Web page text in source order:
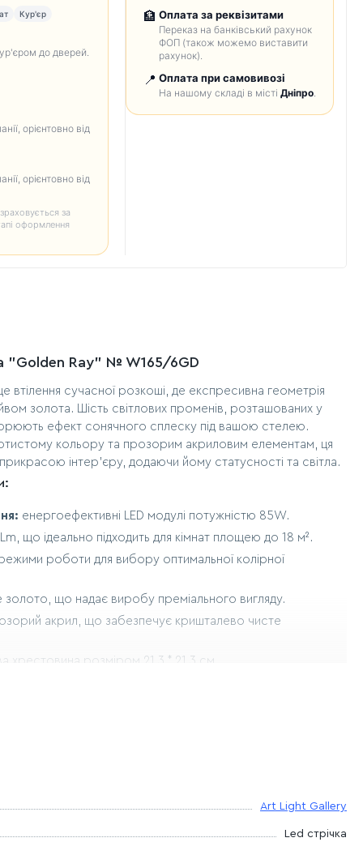
Кур'єр
до дверей.
орієнтовно від
орієнтовно від
за
оформлення
🏦 Оплата за реквізитами
Переказ на банківський рахунок
ФОП (також можемо виставити
рахунок).
📍 Оплата при самовивозі
На нашому складі в містіДніпро.
"Golden Ray" № W165/6GD
втілення сучасної розкоші, де експресивна геометрія
золота. Шість світлових променів, розташованих у
ефект сонячного сплеску під вашою стелею.
кольору та прозорим акриловим елементам, ця
інтер'єру, додаючи йому статусності та світла.
енергоефективні LED модулі потужністю 85W.
що ідеально підходить для кімнат площею до 18 м².
роботи для вибору оптимальної колірної
золото, що надає виробу преміального вигляду.
акрил, що забезпечує кришталево чисте
хрестовина розміром 21,3 * 21,3 см.
73 см, ширина 71 см.
25 см при висоті 6,1 см.
Art Light Gallery
Led стрічка